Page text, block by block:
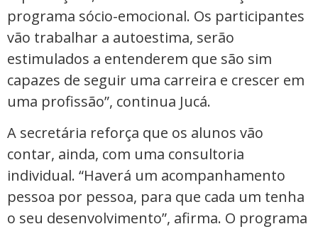
programa sócio-emocional. Os participantes
vão trabalhar a autoestima, serão
estimulados a entenderem que são sim
capazes de seguir uma carreira e crescer em
uma profissão”, continua Jucá.
A secretária reforça que os alunos vão
contar, ainda, com uma consultoria
individual. “Haverá um acompanhamento
pessoa por pessoa, para que cada um tenha
o seu desenvolvimento”, afirma. O programa